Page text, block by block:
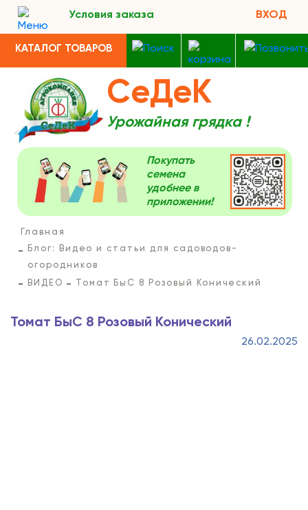
Условия заказа ВХОД
КАТАЛОГ ТОВАРОВ
СеДеК
Урожайная грядка !
Покупать
семена
удобнее в
приложении!
Главная
Блог: Видео и статьи для садоводов-
огородников
ВИДЕО
Томат БыС 8 Розовый Конический
Томат БыС 8 Розовый Конический
26.02.2025